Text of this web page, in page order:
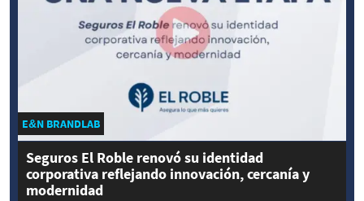
E&N BRANDLAB
Seguros El Roble renovó su identidad
corporativa reflejando innovación, cercanía y
modernidad